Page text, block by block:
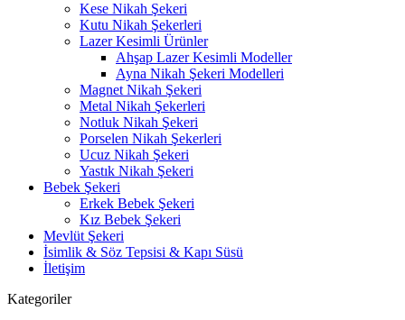
Kese Nikah Şekeri
Kutu Nikah Şekerleri
Lazer Kesimli Ürünler
Ahşap Lazer Kesimli Modeller
Ayna Nikah Şekeri Modelleri
Magnet Nikah Şekeri
Metal Nikah Şekerleri
Notluk Nikah Şekeri
Porselen Nikah Şekerleri
Ucuz Nikah Şekeri
Yastık Nikah Şekeri
Bebek Şekeri
Erkek Bebek Şekeri
Kız Bebek Şekeri
Mevlüt Şekeri
İsimlik & Söz Tepsisi & Kapı Süsü
İletişim
Kategoriler